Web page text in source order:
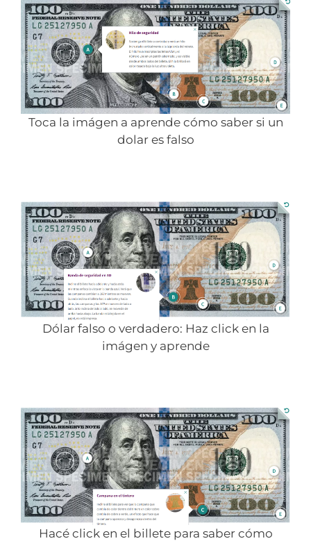
Toca la imágen a aprende cómo saber si un
dolar es falso
Dólar falso o verdadero: Haz click en la
imágen y aprende
Hacé click en el billete para saber cómo